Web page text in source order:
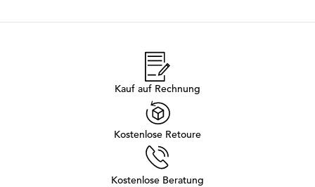
Kauf auf Rechnung
Kostenlose Retoure
Kostenlose Beratung